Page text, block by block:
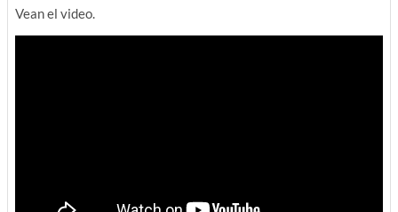
Vean el video.